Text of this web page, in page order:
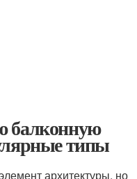
балконную
типы
архитектуры, но